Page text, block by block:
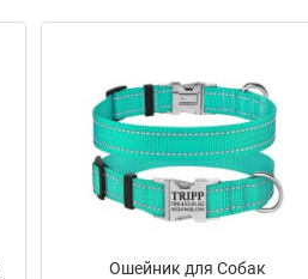
Нейлон
Пластик
Ошейник для Собак